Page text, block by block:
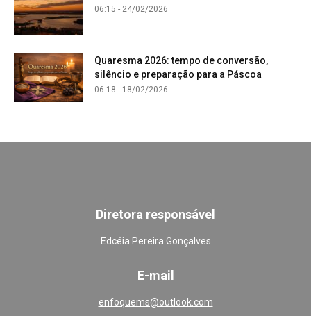
06:15 - 24/02/2026
Quaresma 2026: tempo de conversão,
silêncio e preparação para a Páscoa
06:18 - 18/02/2026
Diretora responsável
Edcéia Pereira Gonçalves
E-mail
enfoquems@outlook.com